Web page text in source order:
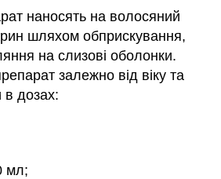
наносять на волосяний
шляхом обприскування,
на слизові оболонки.
залежно від віку та
в дозах:
мл;